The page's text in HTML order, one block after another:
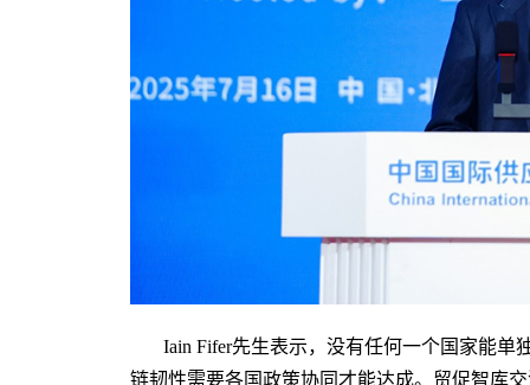
Iain Fifer先生表示，没有任何一个国家能
链韧性需要各国政策协同才能达成。贸促智库